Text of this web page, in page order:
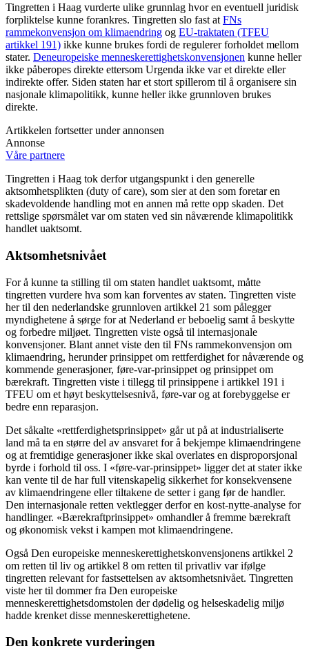
Tingretten i Haag vurderte ulike grunnlag hvor en eventuell juridisk
forpliktelse kunne forankres. Tingretten slo fast at FNs
rammekonvensjon om klimaendring og EU-traktaten (TFEU
artikkel 191) ikke kunne brukes fordi de regulerer forholdet mellom
stater. Deneuropeiske menneskerettighetskonvensjonen kunne heller
ikke påberopes direkte ettersom Urgenda ikke var et direkte eller
indirekte offer. Siden staten har et stort spillerom til å organisere sin
nasjonale klimapolitikk, kunne heller ikke grunnloven brukes
direkte.
Artikkelen fortsetter under annonsen
Annonse
Våre partnere
Tingretten i Haag tok derfor utgangspunkt i den generelle
aktsomhetsplikten (duty of care), som sier at den som foretar en
skadevoldende handling mot en annen må rette opp skaden. Det
rettslige spørsmålet var om staten ved sin nåværende klimapolitikk
handlet uaktsomt.
Aktsomhetsnivået
For å kunne ta stilling til om staten handlet uaktsomt, måtte
tingretten vurdere hva som kan forventes av staten. Tingretten viste
her til den nederlandske grunnloven artikkel 21 som pålegger
myndighetene å sørge for at Nederland er beboelig samt å beskytte
og forbedre miljøet. Tingretten viste også til internasjonale
konvensjoner. Blant annet viste den til FNs rammekonvensjon om
klimaendring, herunder prinsippet om rettferdighet for nåværende og
kommende generasjoner, føre-var-prinsippet og prinsippet om
bærekraft. Tingretten viste i tillegg til prinsippene i artikkel 191 i
TFEU om et høyt beskyttelsesnivå, føre-var og at forebyggelse er
bedre enn reparasjon.
Det såkalte «rettferdighetsprinsippet» går ut på at industrialiserte
land må ta en større del av ansvaret for å bekjempe klimaendringene
og at fremtidige generasjoner ikke skal overlates en disproporsjonal
byrde i forhold til oss. I «føre-var-prinsippet» ligger det at stater ikke
kan vente til de har full vitenskapelig sikkerhet for konsekvensene
av klimaendringene eller tiltakene de setter i gang før de handler.
Den internasjonale retten vektlegger derfor en kost-nytte-analyse for
handlinger. «Bærekraftprinsippet» omhandler å fremme bærekraft
og økonomisk vekst i kampen mot klimaendringene.
Også Den europeiske menneskerettighetskonvensjonens artikkel 2
om retten til liv og artikkel 8 om retten til privatliv var ifølge
tingretten relevant for fastsettelsen av aktsomhetsnivået. Tingretten
viste her til dommer fra Den europeiske
menneskerettighetsdomstolen der dødelig og helseskadelig miljø
hadde krenket disse menneskerettighetene.
Den konkrete vurderingen